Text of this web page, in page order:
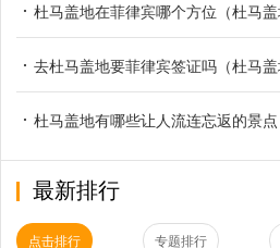
杜马盖地在菲律宾哪个方位（杜马盖
去杜马盖地要菲律宾签证吗（杜马盖
杜马盖地有哪些让人流连忘返的景点
最新排行
点击排行 专题排行